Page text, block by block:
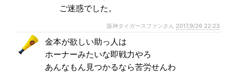
ご迷惑でした。
阪神タイガースファンさん 2017,9/26 22:23
金本が欲しい助っ人は
ホーナーみたいな即戦力やろ
あんなもん見つかるなら苦労せんわ